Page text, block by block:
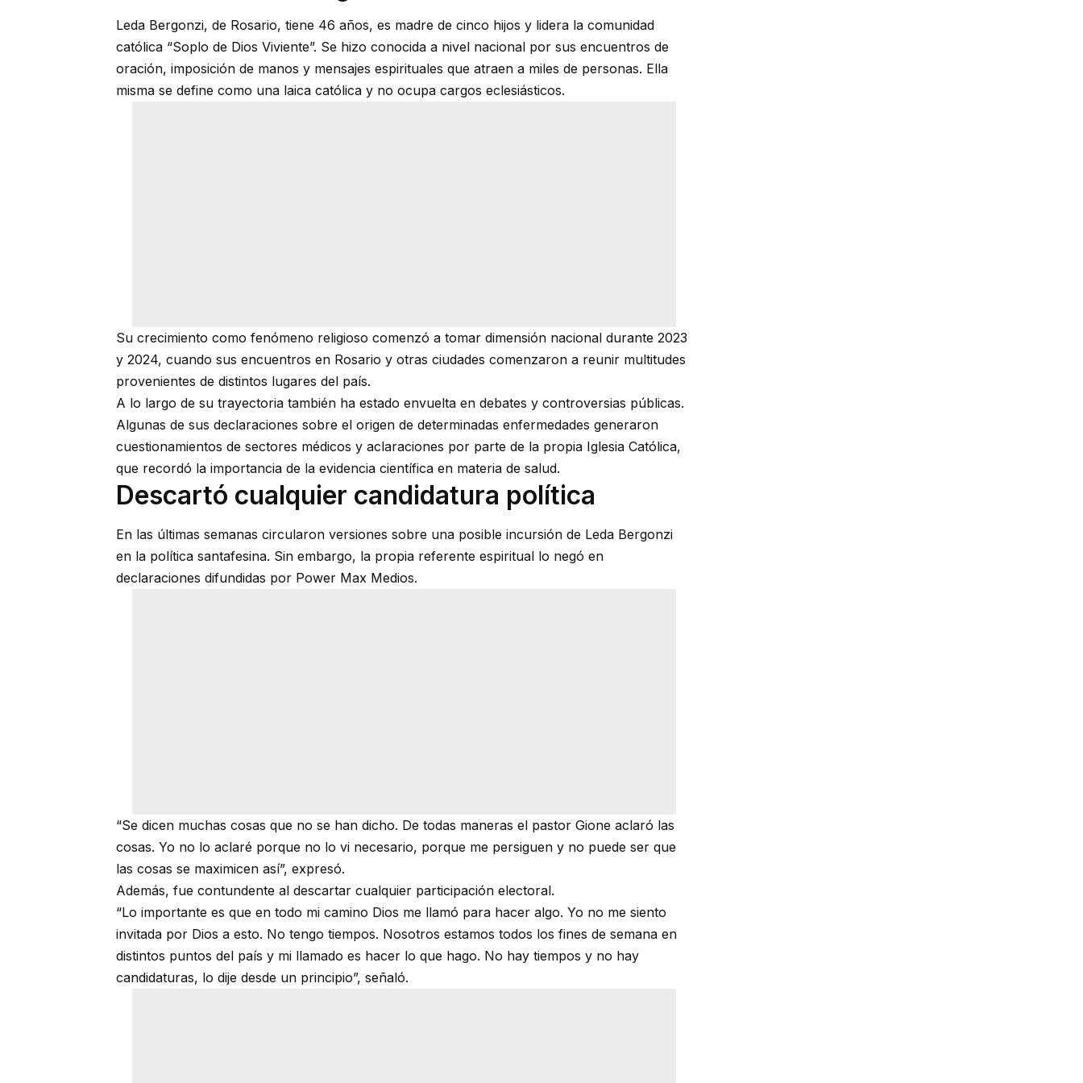
Leda Bergonzi, de Rosario, tiene 46 años, es madre de cinco hijos y lidera la comunidad
católica “Soplo de Dios Viviente”. Se hizo conocida a nivel nacional por sus encuentros de
oración, imposición de manos y mensajes espirituales que atraen a miles de personas. Ella
misma se define como una laica católica y no ocupa cargos eclesiásticos.
Su crecimiento como fenómeno religioso comenzó a tomar dimensión nacional durante 2023
y 2024, cuando sus encuentros en Rosario y otras ciudades comenzaron a reunir multitudes
provenientes de distintos lugares del país.
A lo largo de su trayectoria también ha estado envuelta en debates y controversias públicas.
Algunas de sus declaraciones sobre el origen de determinadas enfermedades generaron
cuestionamientos de sectores médicos y aclaraciones por parte de la propia Iglesia Católica,
que recordó la importancia de la evidencia científica en materia de salud.
Descartó cualquier candidatura política
En las últimas semanas circularon versiones sobre una posible incursión de Leda Bergonzi
en la política santafesina. Sin embargo, la propia referente espiritual lo negó en
declaraciones difundidas por Power Max Medios.
“Se dicen muchas cosas que no se han dicho. De todas maneras el pastor Gione aclaró las
cosas. Yo no lo aclaré porque no lo vi necesario, porque me persiguen y no puede ser que
las cosas se maximicen así”, expresó.
Además, fue contundente al descartar cualquier participación electoral.
“Lo importante es que en todo mi camino Dios me llamó para hacer algo. Yo no me siento
invitada por Dios a esto. No tengo tiempos. Nosotros estamos todos los fines de semana en
distintos puntos del país y mi llamado es hacer lo que hago. No hay tiempos y no hay
candidaturas, lo dije desde un principio”, señaló.